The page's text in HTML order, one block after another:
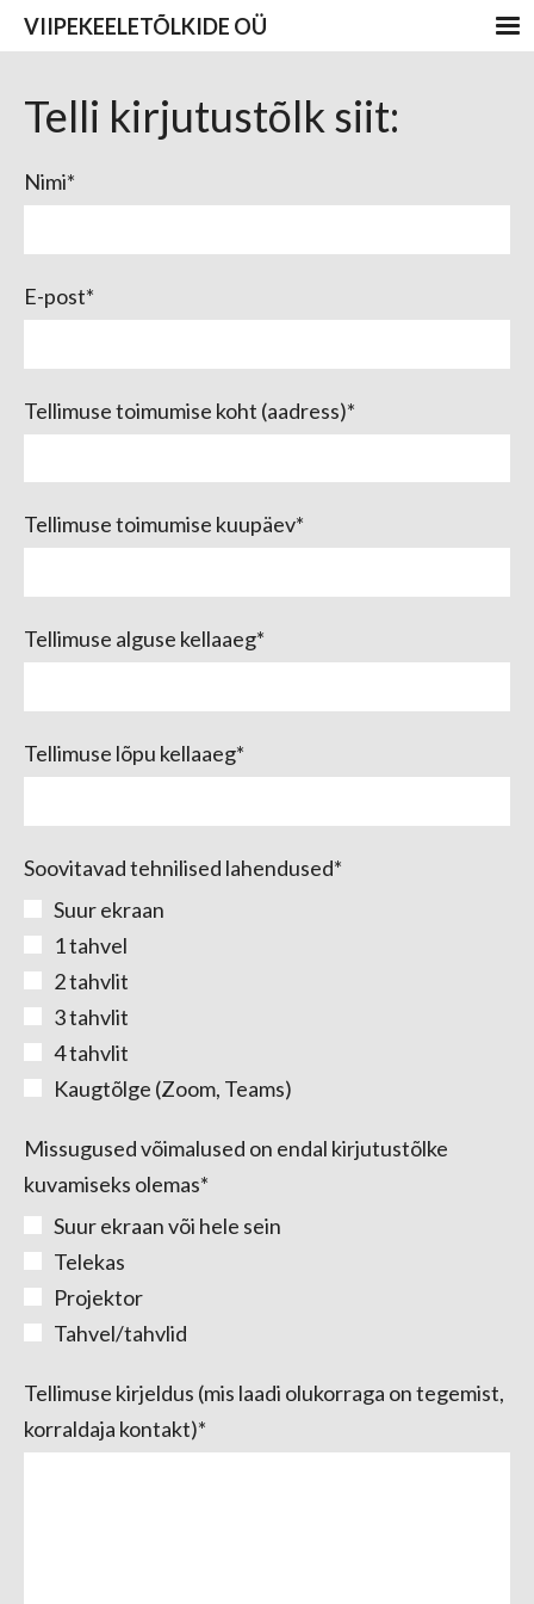
VIIPEKEELETÕLKIDE OÜ
Telli kirjutustõlk siit:
Nimi
E-post
Tellimuse toimumise koht (aadress)
Tellimuse toimumise kuupäev
Tellimuse alguse kellaaeg
Tellimuse lõpu kellaaeg
Soovitavad tehnilised lahendused
Suur ekraan
1 tahvel
2 tahvlit
3 tahvlit
4 tahvlit
Kaugtõlge (Zoom, Teams)
Missugused võimalused on endal kirjutustõlke
kuvamiseks olemas
Suur ekraan või hele sein
Telekas
Projektor
Tahvel/tahvlid
Tellimuse kirjeldus (mis laadi olukorraga on tegemist,
korraldaja kontakt)